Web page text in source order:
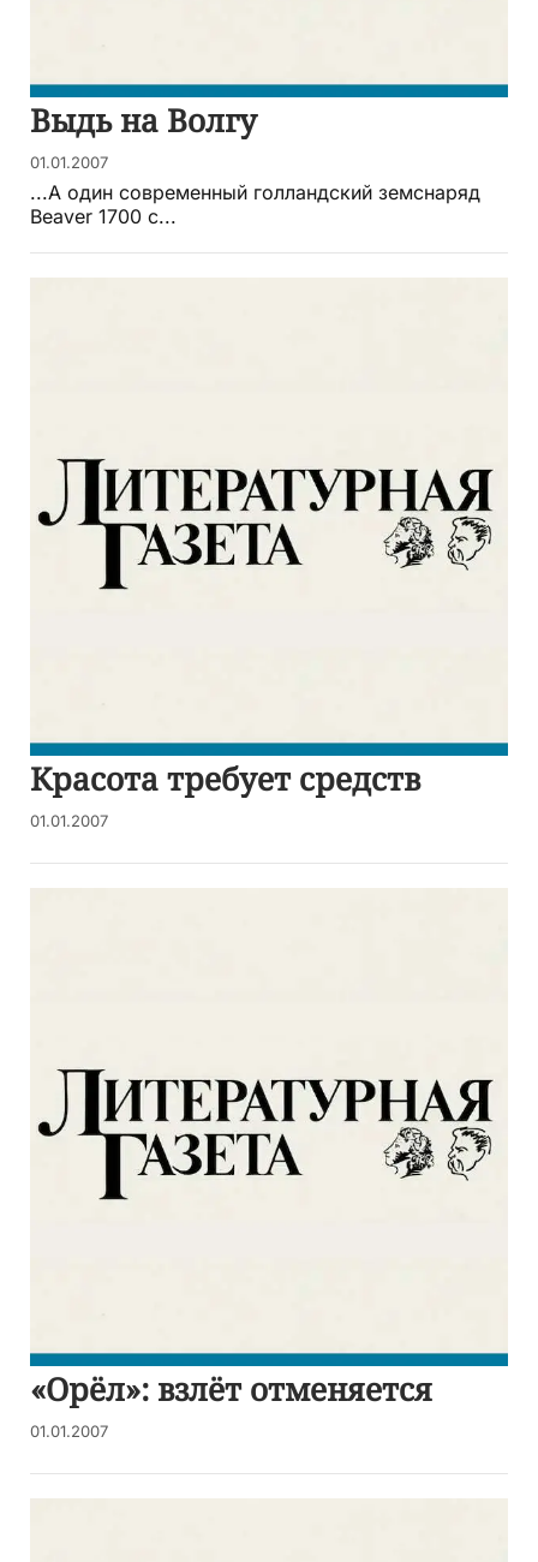
Выдь на Волгу
01.01.2007
...А один современный голландский земснаряд
Beaver 1700 с...
Красота требует средств
01.01.2007
«Орёл»: взлёт отменяется
01.01.2007